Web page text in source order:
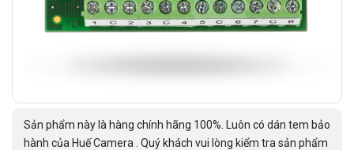
Sản phẩm này là hàng chính hãng 100%. Luôn có dán tem bảo
hành của Huế Camera . Quý khách vui lòng kiểm tra sản phẩm